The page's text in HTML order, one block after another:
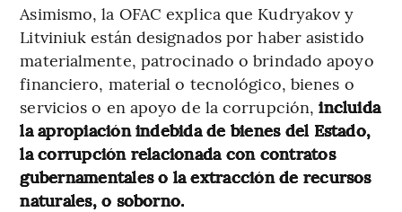
Asimismo, la OFAC explica que Kudryakov y
Litviniuk están designados por haber asistido
materialmente, patrocinado o brindado apoyo
financiero, material o tecnológico, bienes o
servicios o en apoyo de la corrupción,incluida
la apropiación indebida de bienes del Estado,
la corrupción relacionada con contratos
gubernamentales o la extracción de recursos
naturales, o soborno.